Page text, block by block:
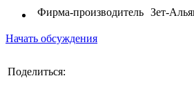
Фирма-производитель Зет-
Начать обсуждения
Поделиться: